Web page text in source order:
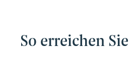
So erreichen